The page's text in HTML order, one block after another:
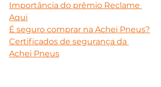
Importância do prêmio Reclame
Aqui
É seguro comprar na Achei Pneus?
Certificados de segurança da
Achei Pneus